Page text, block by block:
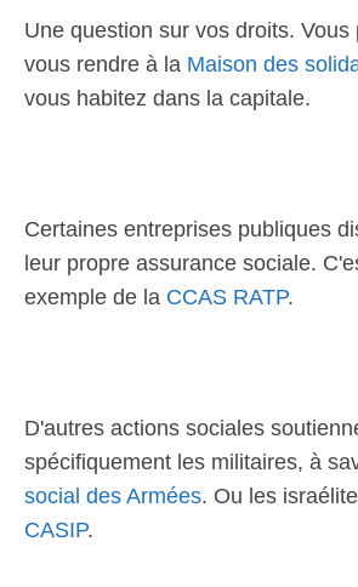
Une question sur vos droits. Vous
vous rendre à la Maison des
vous habitez dans la capitale.
Certaines entreprises publiques
leur propre assurance sociale.
exemple de la CCAS RATP.
D'autres actions sociales
spécifiquement les militaires, à
social des Armées. Ou les
CASIP.